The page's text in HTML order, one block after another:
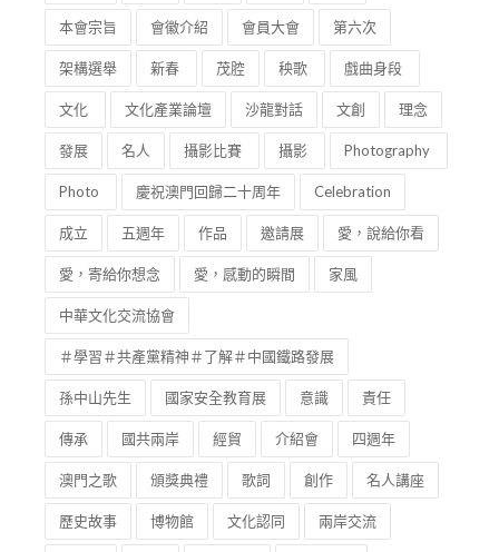
本會宗旨 會徽介紹 會員大會 第六次
架構選舉 新春 茂腔 秧歌 戲曲身段
文化 文化產業論壇 沙龍對話 文創 理念
發展 名人 攝影比賽 攝影 Photography
Photo 慶祝澳門回歸二十周年 Celebration
成立 五週年 作品 邀請展 愛，說給你看
愛，寄給你想念 愛，感動的瞬間 家風
中華文化交流協會
＃學習＃共產黨精神＃了解＃中國鐵路發展
孫中山先生 國家安全教育展 意識 責任
傳承 國共兩岸 經貿 介紹會 四週年
澳門之歌 頒獎典禮 歌詞 創作 名人講座
歷史故事 博物館 文化認同 兩岸交流